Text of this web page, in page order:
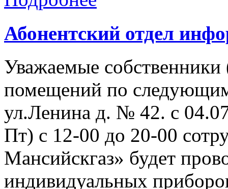
Абонентский отдел
Уважаемые
помещений по
ул.Ленина д. № 42. с
Пт) с 12-00 до 20-00
Мансийскгаз» будет
индивидуальных